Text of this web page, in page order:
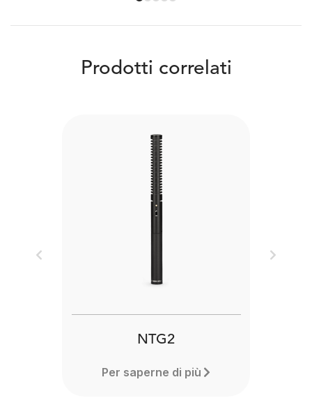
Prodotti correlati
NTG2
Per saperne di più
Previous Next